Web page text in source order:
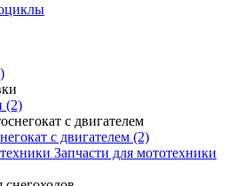
(2)
с двигателем (2)
Запчасти для мототехники